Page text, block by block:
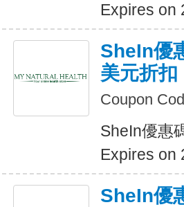
Expires on
SheIn優
美元折扣
Coupon
SheIn優惠
Expires on
SheIn優